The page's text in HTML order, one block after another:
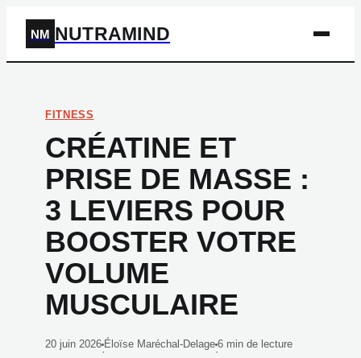
NM NUTRAMIND
FITNESS
CRÉATINE ET
PRISE DE MASSE :
3 LEVIERS POUR
BOOSTER VOTRE
VOLUME
MUSCULAIRE
20 juin 2026
·
Éloïse Maréchal-Delage
·
6 min de lecture